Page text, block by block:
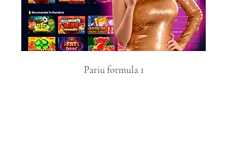
Pariu formula 1